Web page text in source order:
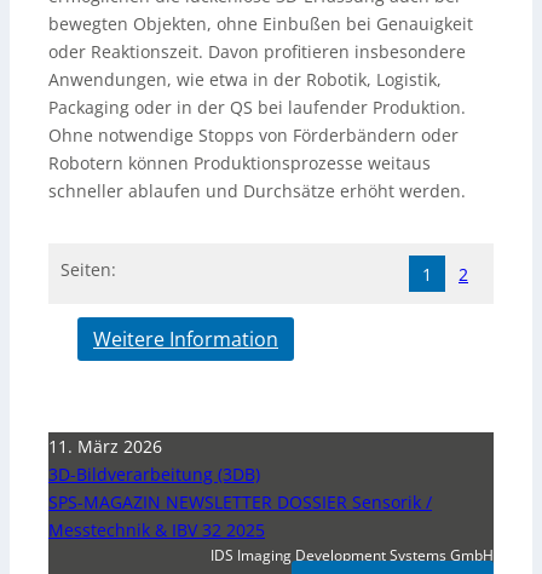
bewegten Objekten, ohne Einbußen bei Genauigkeit
oder Reaktionszeit. Davon profitieren insbesondere
Anwendungen, wie etwa in der Robotik, Logistik,
Packaging oder in der QS bei laufender Produktion.
Ohne notwendige Stopps von Förderbändern oder
Robotern können Produktionsprozesse weitaus
schneller ablaufen und Durchsätze erhöht werden.
Seiten: 1 2
Weitere Information
11. März 2026
3D-Bildverarbeitung (3DB)
SPS-MAGAZIN NEWSLETTER DOSSIER Sensorik /
Messtechnik & IBV 32 2025
IDS Imaging Development Systems GmbH